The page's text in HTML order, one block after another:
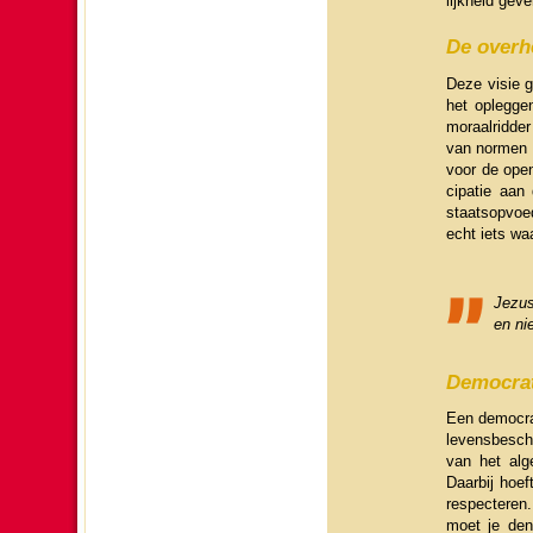
De
Deze visie
het
van normen
voor de
ci­pa­tie aan
echt iets
en
Een
van het
Daarbij
moet je